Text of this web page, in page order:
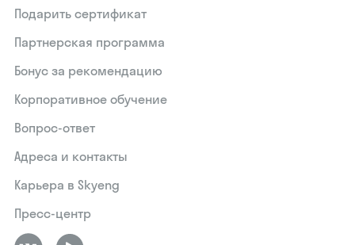
Подарить сертификат
Партнерская программа
Бонус за рекомендацию
Корпоративное обучение
Вопрос-ответ
Адреса и контакты
Карьера в Skyeng
Пресс-центр